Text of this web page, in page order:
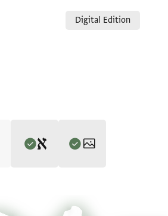
Digital Edition
D. Goitein's unpublished edition (1950–85).